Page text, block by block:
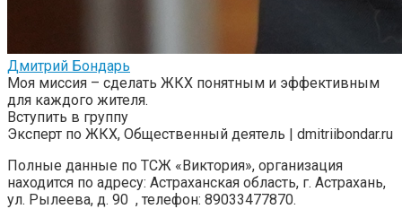
Дмитрий Бондарь
Моя миссия – сделать ЖКХ понятным и эффективным
для каждого жителя.
Вступить в группу
Эксперт по ЖКХ, Общественный деятель | dmitriibondar.ru
Полные данные по ТСЖ «Виктория», организация
находится по адресу: Астраханская область, г. Астрахань,
ул. Рылеева, д. 90 , телефон: 89033477870.